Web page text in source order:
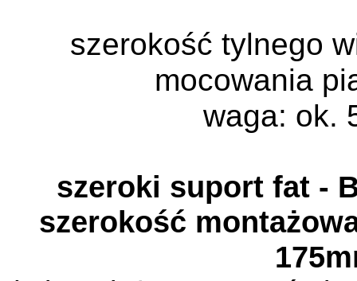
szerokość tylnego
mocowania
waga: ok.
szeroki suport fat -
szerokość